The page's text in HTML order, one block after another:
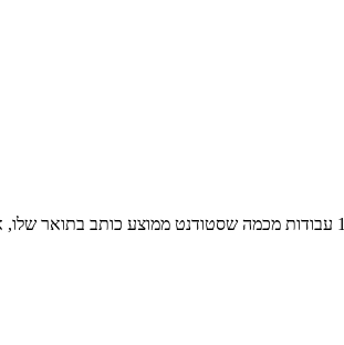
לסטודנטים. כנראה שכתבתי יותר מפי 100 עבודות מכמה שסטודנט